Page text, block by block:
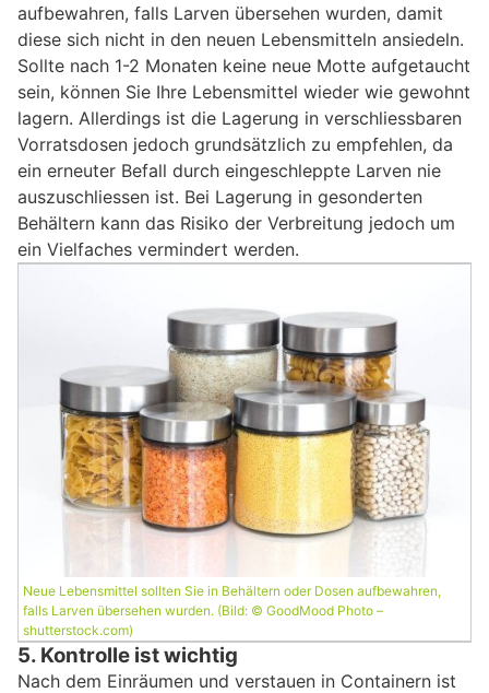
aufbewahren, falls Larven übersehen wurden, damit
diese sich nicht in den neuen Lebensmitteln ansiedeln.
Sollte nach 1-2 Monaten keine neue Motte aufgetaucht
sein, können Sie Ihre Lebensmittel wieder wie gewohnt
lagern. Allerdings ist die Lagerung in verschliessbaren
Vorratsdosen jedoch grundsätzlich zu empfehlen, da
ein erneuter Befall durch eingeschleppte Larven nie
auszuschliessen ist. Bei Lagerung in gesonderten
Behältern kann das Risiko der Verbreitung jedoch um
ein Vielfaches vermindert werden.
Neue Lebensmittel sollten Sie in Behältern oder Dosen aufbewahren,
falls Larven übersehen wurden. (Bild: © GoodMood Photo –
shutterstock.com)
5. Kontrolle ist wichtig
Nach dem Einräumen und verstauen in Containern ist